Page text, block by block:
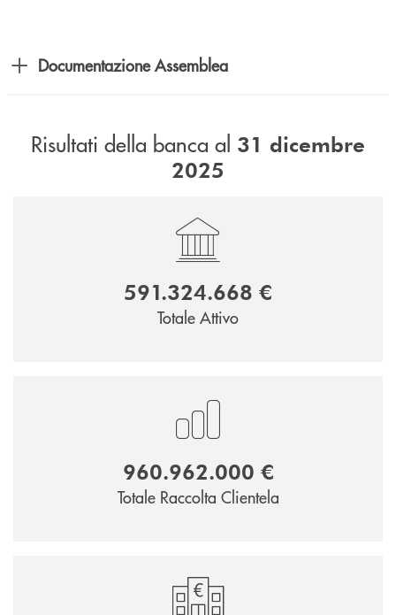
Documentazione Assemblea
Risultati della banca al 31 dicembre
2025
591.324.668 €
Totale Attivo
960.962.000 €
Totale Raccolta Clientela